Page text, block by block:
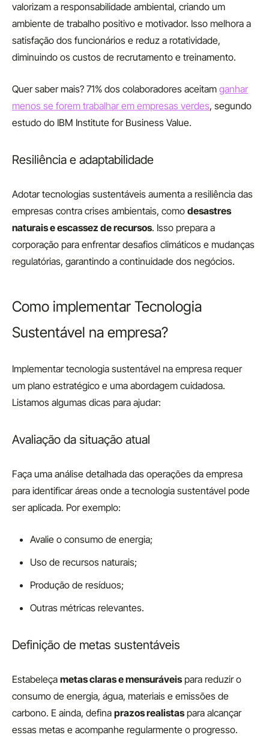
valorizam a responsabilidade ambiental, criando um
ambiente de trabalho positivo e motivador. Isso melhora a
satisfação dos funcionários e reduz a rotatividade,
diminuindo os custos de recrutamento e treinamento.
Quer saber mais? 71% dos colaboradores aceitam ganhar
menos se forem trabalhar em empresas verdes, segundo
estudo do IBM Institute for Business Value.
Resiliência e adaptabilidade
Adotar tecnologias sustentáveis aumenta a resiliência das
empresas contra crises ambientais, como desastres
naturais e escassez de recursos. Isso prepara a
corporação para enfrentar desafios climáticos e mudanças
regulatórias, garantindo a continuidade dos negócios.
Como implementar Tecnologia
Sustentável na empresa?
Implementar tecnologia sustentável na empresa requer
um plano estratégico e uma abordagem cuidadosa.
Listamos algumas dicas para ajudar:
Avaliação da situação atual
Faça uma análise detalhada das operações da empresa
para identificar áreas onde a tecnologia sustentável pode
ser aplicada. Por exemplo:
Avalie o consumo de energia;
Uso de recursos naturais;
Produção de resíduos;
Outras métricas relevantes.
Definição de metas sustentáveis
Estabeleça metas claras e mensuráveispara reduzir o
consumo de energia, água, materiais e emissões de
carbono. E ainda, defina prazos realistaspara alcançar
essas metas e acompanhe regularmente o progresso.